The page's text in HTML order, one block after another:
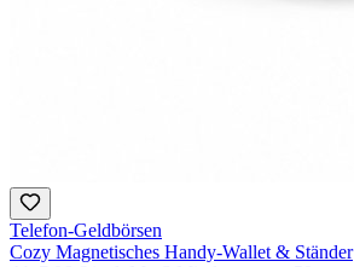
Telefon-Geldbörsen
Cozy Magnetisches Handy-Wallet & Ständer